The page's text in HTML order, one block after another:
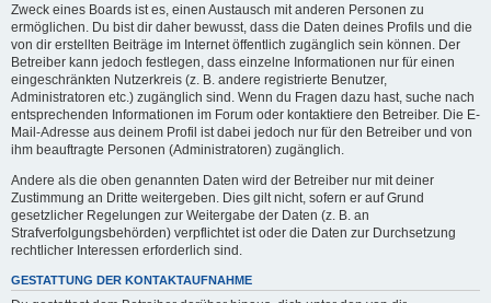
Zweck eines Boards ist es, einen Austausch mit anderen Personen zu
ermöglichen. Du bist dir daher bewusst, dass die Daten deines Profils und die
von dir erstellten Beiträge im Internet öffentlich zugänglich sein können. Der
Betreiber kann jedoch festlegen, dass einzelne Informationen nur für einen
eingeschränkten Nutzerkreis (z. B. andere registrierte Benutzer,
Administratoren etc.) zugänglich sind. Wenn du Fragen dazu hast, suche nach
entsprechenden Informationen im Forum oder kontaktiere den Betreiber. Die E-
Mail-Adresse aus deinem Profil ist dabei jedoch nur für den Betreiber und von
ihm beauftragte Personen (Administratoren) zugänglich.
Andere als die oben genannten Daten wird der Betreiber nur mit deiner
Zustimmung an Dritte weitergeben. Dies gilt nicht, sofern er auf Grund
gesetzlicher Regelungen zur Weitergabe der Daten (z. B. an
Strafverfolgungsbehörden) verpflichtet ist oder die Daten zur Durchsetzung
rechtlicher Interessen erforderlich sind.
GESTATTUNG DER KONTAKTAUFNAHME